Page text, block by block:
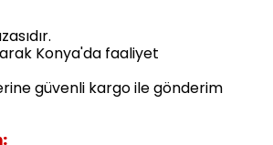
Konya'da faaliyet
güvenli kargo ile gönderim